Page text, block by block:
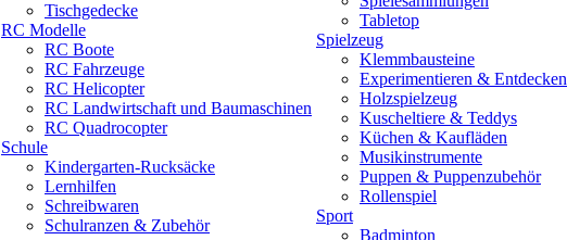
Tischgedecke
RC Modelle
RC Boote
RC Fahrzeuge
RC Helicopter
RC Landwirtschaft und Baumaschinen
RC Quadrocopter
Schule
Kindergarten-Rucksäcke
Lernhilfen
Schreibwaren
Schulranzen & Zubehör
Tabletop
Spielzeug
Klemmbausteine
Experimentieren & Entdecken
Holzspielzeug
Kuscheltiere & Teddys
Küchen & Kaufläden
Musikinstrumente
Puppen & Puppenzubehör
Rollenspiel
Sport
Badminton